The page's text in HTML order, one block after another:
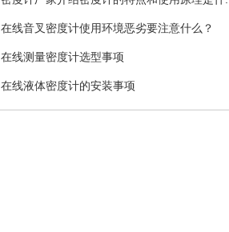
在线音叉密度计使用环境恶劣要注意什么？
在线测量密度计选型事项
在线液体密度计的安装事项